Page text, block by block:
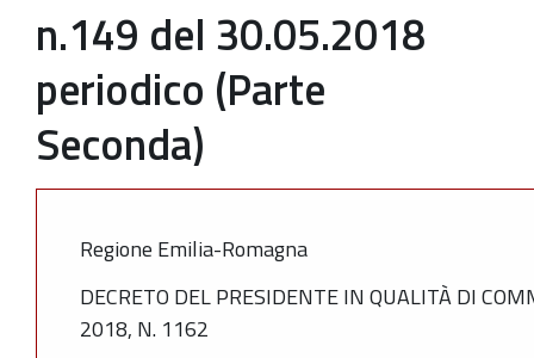
n.149 del 30.05.2018
periodico (Parte
Seconda)
Regione Emilia-Romagna
DECRETO DEL PRESIDENTE IN QUALITÀ DI
2018, N. 1162